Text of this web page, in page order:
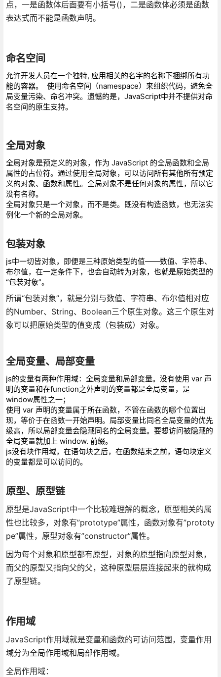
点，一是函数体后面要有小括号()，二是函数体必须是函数
表达式而不能是函数声明。
命名空间
允许开发人员在一个独特, 应用相关的名字的名称下捆绑所有功
能的容器。 使用命名空间（namespace）来组织代码，避免全
局变量污染、命名冲突。遗憾的是，JavaScript中并不提供对命
名空间的原生支持。
全局对象
全局对象是预定义的对象，作为 JavaScript 的全局函数和全局
属性的占位符。通过使用全局对象，可以访问所有其他所有预定
义的对象、函数和属性。全局对象不是任何对象的属性，所以它
没有名称。
全局对象只是一个对象，而不是类。既没有构造函数，也无法实
例化一个新的全局对象。
包装对象
js中一切皆对象，即便是三种原始类型的值——数值、字符串、
布尔值，在一定条件下，也会自动转为对象，也就是原始类型的
“包装对象”。
所谓“包装对象”，就是分别与数值、字符串、布尔值相对应
的Number、String、Boolean三个原生对象。这三个原生对
象可以把原始类型的值变成（包装成）对象。
全局变量、局部变量
js的变量有两种作用域：全局变量和局部变量。没有使用 var 声
明的变量和在function之外声明的变量都是全局变量，是
window属性之一；
使用 var 声明的变量属于所在函数，不管在函数的哪个位置出
现，等价于在函数一开始声明。局部变量比同名全局变量的优先
级高，所以局部变量会隐藏同名的全局变量。要想访问被隐藏的
全局变量就加上 window. 前缀。
js没有块作用域，在语句块之后，在函数结束之前，语句块定义
的变量都是可以访问的。
原型、原型链
原型是JavaScript中一个比较难理解的概念，原型相关的属
性也比较多，对象有”prototype”属性，函数对象有”prototy
pe”属性，原型对象有”constructor”属性。
因为每个对象和原型都有原型，对象的原型指向原型对象，
而父的原型又指向父的父，这种原型层层连接起来的就构成
了原型链。
作用域
JavaScript作用域就是变量和函数的可访问范围，变量作用
域分为全局作用域和局部作用域。
全局作用域：